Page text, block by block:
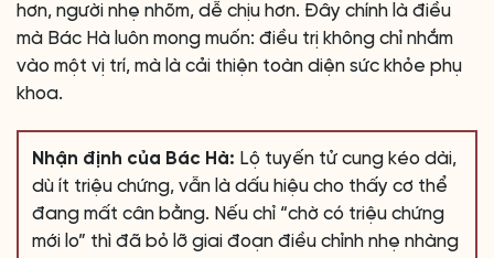
hơn, người nhẹ nhõm, dễ chịu hơn. Đây chính là điều
mà Bác Hà luôn mong muốn: điều trị không chỉ nhắm
vào một vị trí, mà là cải thiện toàn diện sức khỏe phụ
khoa.
Nhận định của Bác Hà: Lộ tuyến tử cung kéo dài,
dù ít triệu chứng, vẫn là dấu hiệu cho thấy cơ thể
đang mất cân bằng. Nếu chỉ “chờ có triệu chứng
mới lo” thì đã bỏ lỡ giai đoạn điều chỉnh nhẹ nhàng